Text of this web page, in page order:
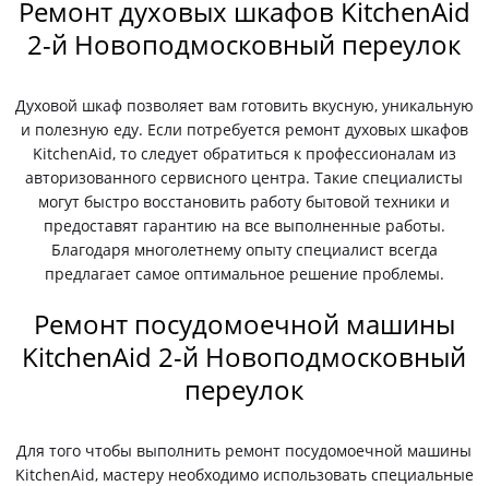
Ремонт духовых шкафов KitchenAid
2-й Новоподмосковный переулок
Духовой шкаф позволяет вам готовить вкусную, уникальную
и полезную еду. Если потребуется ремонт духовых шкафов
KitchenAid, то следует обратиться к профессионалам из
авторизованного сервисного центра. Такие специалисты
могут быстро восстановить работу бытовой техники и
предоставят гарантию на все выполненные работы.
Благодаря многолетнему опыту специалист всегда
предлагает самое оптимальное решение проблемы.
Ремонт посудомоечной машины
KitchenAid 2-й Новоподмосковный
переулок
Для того чтобы выполнить ремонт посудомоечной машины
KitchenAid, мастеру необходимо использовать специальные